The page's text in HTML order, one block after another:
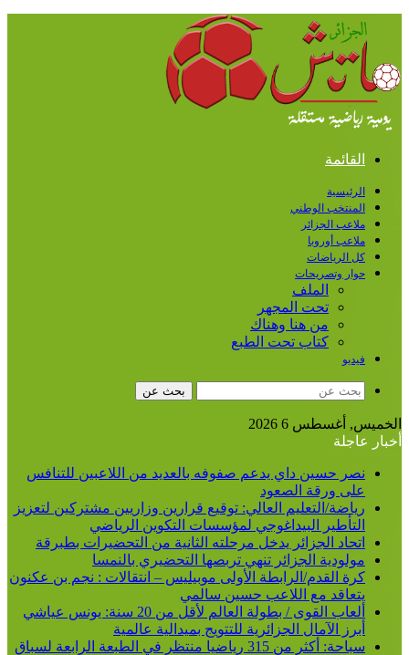
القائمة
الرئيسية
المنتخب الوطني
ملاعب الجزائر
ملاعب أوروبا
كل الرياضات
حوار وتصريحات
الملف
تحت المجهر
من هنا وهناك
كتاب تحت الطبع
فيديو
بحث عن
الخميس, أغسطس 6 2026
أخبار عاجلة
نصر حسين داي يدعم صفوفه بالعديد من اللاعبين للتنافس
على ورقة الصعود
رياضة/التعليم العالي: توقيع قرارين وزاريين مشتركين لتعزيز
التأطير البيداغوجي لمؤسسات التكوين الرياضي
اتحاد الجزائر يدخل مرحلته الثانية من التحضيرات بطبرقة
مولودية الجزائر تنهي تربصها التحضيري بالنمسا
كرة القدم/الرابطة الأولى موبيليس – انتقالات : نجم بن عكنون
يتعاقد مع اللاعب حسين سالمي
ألعاب القوى / بطولة العالم لأقل من 20 سنة: يونس عياشي
أبرز الآمال الجزائرية للتتويج بميدالية عالمية
سباحة: أكثر من 315 رياضيا منتظر في الطبعة الرابعة لسباق